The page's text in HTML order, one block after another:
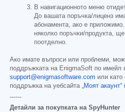
В навигационното меню
До вашата поръчка/лиценз
абонамента, ако е
няколко поръчки/продукта,
поотделно.
Ако имате въпроси или проблеми,
поддръжката на EnigmaSoft по имейл
support@enigmasoftware.com или като
поддръжка на уебсайта „Моят
------
Детайли за покупката на SpyHunter